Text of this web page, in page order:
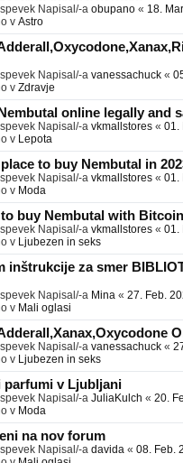
Napisal/-a obupano « 18.
v Astro
Napisal/-a vanessachuck «
v Zdravje
online legally and
Napisal/-a vkmallstores « 01.
v Lepota
to buy Nembutal in
Napisal/-a vkmallstores « 01.
v Moda
to buy Nembutal with Bitcoin
Napisal/-a vkmallstores « 01.
v Ljubezen in seks
inštrukcije za smer
Napisal/-a Mina « 27. Feb.
v Mali oglasi
Napisal/-a vanessachuck «
v Ljubezen in seks
parfumi v Ljubljani
Napisal/-a JuliaKulch « 20.
v Moda
na nov forum
Napisal/-a davida « 08. Feb.